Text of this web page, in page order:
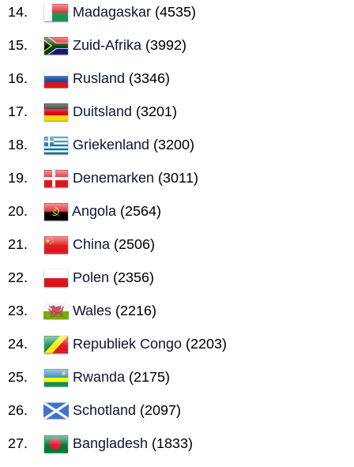
Madagaskar (4535)
Zuid-Afrika (3992)
Rusland (3346)
Duitsland (3201)
Griekenland (3200)
Denemarken (3011)
Angola (2564)
China (2506)
Polen (2356)
Wales (2216)
Republiek Congo (2203)
Rwanda (2175)
Schotland (2097)
Bangladesh (1833)